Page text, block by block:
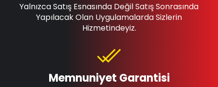
Memnuniyet Garantisi
Yalnızca Satış Esnasında Değil Satış Sonrasında
Yapılacak Olan Uygulamalarda Sizlerin
Hizmetindeyiz.